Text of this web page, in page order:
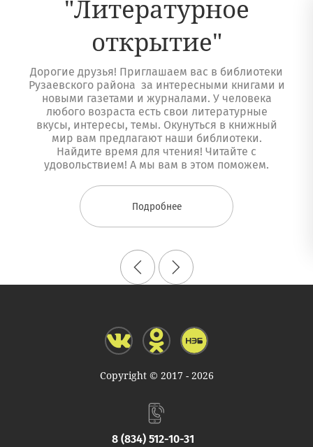
"Литературное
открытие"
Дорогие друзья! Приглашаем вас в библиотеки
Рузаевского района за интересными книгами и
новыми газетами и журналами. У человека
любого возраста есть свои литературные
вкусы, интересы, темы. Окунуться в книжный
мир вам предлагают наши библиотеки.
Найдите время для чтения! Читайте с
удовольствием! А мы вам в этом поможем.
Подробнее
Copyright © 2017 - 2026
8 (834) 512-10-31